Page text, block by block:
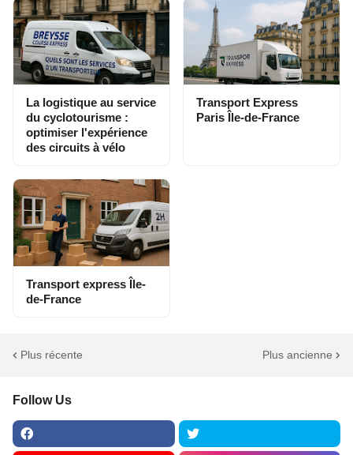
La logistique au service
du cyclotourisme :
optimiser l'expérience
des circuits à vélo
Transport Express
Paris Île-de-France
Transport express Île-
de-France
Plus récente Plus ancienne
Follow Us